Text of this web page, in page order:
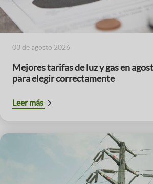
03 de agosto 2026
Mejores tarifas de luz y gas en
para elegir correctamente
Leer más